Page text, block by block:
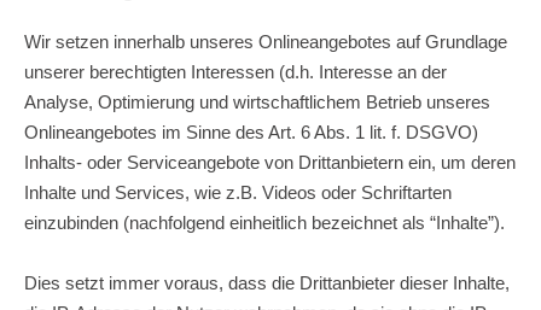
Wir setzen innerhalb unseres Onlineangebotes auf Grundlage
unserer berechtigten Interessen (d.h. Interesse an der
Analyse, Optimierung und wirtschaftlichem Betrieb unseres
Onlineangebotes im Sinne des Art. 6 Abs. 1 lit. f. DSGVO)
Inhalts- oder Serviceangebote von Drittanbietern ein, um deren
Inhalte und Services, wie z.B. Videos oder Schriftarten
einzubinden (nachfolgend einheitlich bezeichnet als “Inhalte”).
Dies setzt immer voraus, dass die Drittanbieter dieser Inhalte,